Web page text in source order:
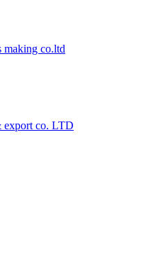
making co.ltd
export co. LTD